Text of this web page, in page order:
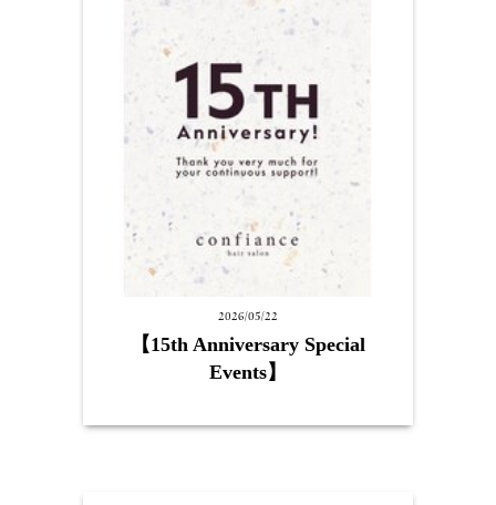
2026/05/22
【15th Anniversary Special
Events】